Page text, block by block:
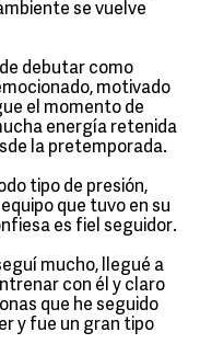
se vuelve
debutar como
motivado
el momento de
energía retenida
la pretemporada.
tipo de presión,
que tuvo en su
es fiel seguidor.
mucho, llegué a
con él y claro
que he seguido
y fue un gran tipo